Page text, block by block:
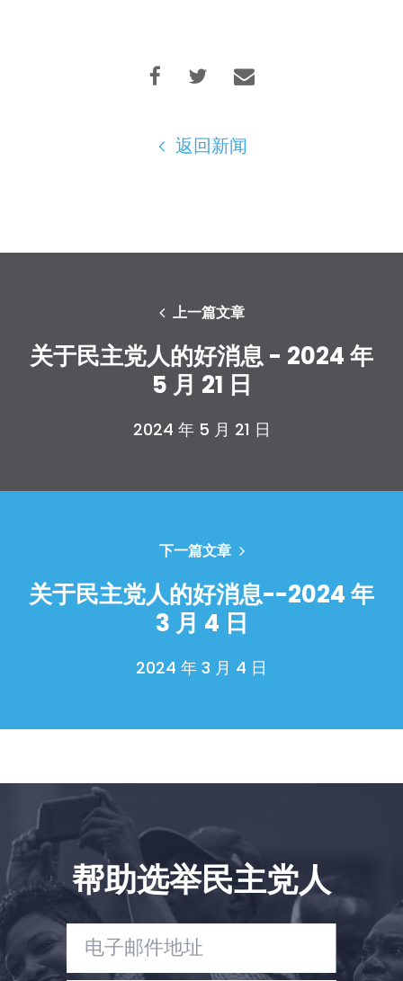
首页
Shop
与我们合作
行动
捐赠
返回新闻
上一篇文章
关于民主党人的好消息 - 2024 年
5 月 21 日
2024 年 5 月 21 日
下一篇文章
关于民主党人的好消息--2024 年
3 月 4 日
2024 年 3 月 4 日
帮助选举民主党人